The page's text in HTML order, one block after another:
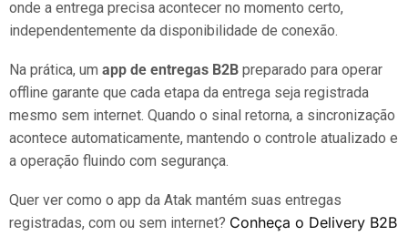
onde a entrega precisa acontecer no momento certo,
independentemente da disponibilidade de conexão.
Na prática, um app de entregas B2B preparado para operar
offline garante que cada etapa da entrega seja registrada
mesmo sem internet. Quando o sinal retorna, a sincronização
acontece automaticamente, mantendo o controle atualizado e
a operação fluindo com segurança.
Quer ver como o app da Atak mantém suas entregas
registradas, com ou sem internet? Conheça o Delivery B2B